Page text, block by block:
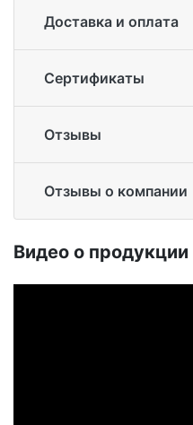
Доставка и оплата
Сертификаты
Отзывы
Отзывы о компании
Ви­део о про­дук­ции